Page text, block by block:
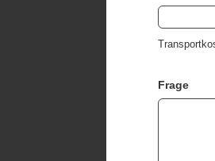
Frage